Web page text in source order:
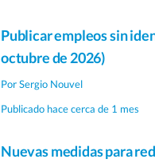
Publicar empleos sin
octubre de 2026)
PorSergio Nouvel
Publicado hace cerca de 1 mes
Nuevas medidas para